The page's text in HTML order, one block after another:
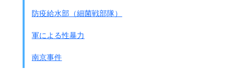
解熱剤が疑われているのです。
厚生省では予防接種と脳症やタミフルと脳症
いずれも脳症を防ぐことは出来ないと言うのが結論です。
厚生省の研究班の岡山大学の教授は
アセトアミノフェン以外の解熱剤が
今子供にはアセトアミノフェン、
バッファリンでは小児用バッファリンが
アセトアミノフェンです。
防疫給水部（細菌戦部隊）
軍による性暴力
南京事件